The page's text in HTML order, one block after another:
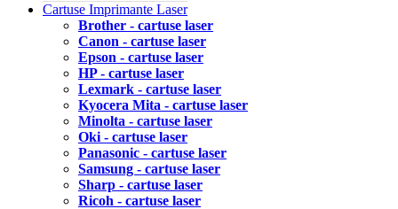
Cartuse Imprimante Laser
Brother - cartuse laser
Canon - cartuse laser
Epson - cartuse laser
HP - cartuse laser
Lexmark - cartuse laser
Kyocera Mita - cartuse laser
Minolta - cartuse laser
Oki - cartuse laser
Panasonic - cartuse laser
Samsung - cartuse laser
Sharp - cartuse laser
Ricoh - cartuse laser